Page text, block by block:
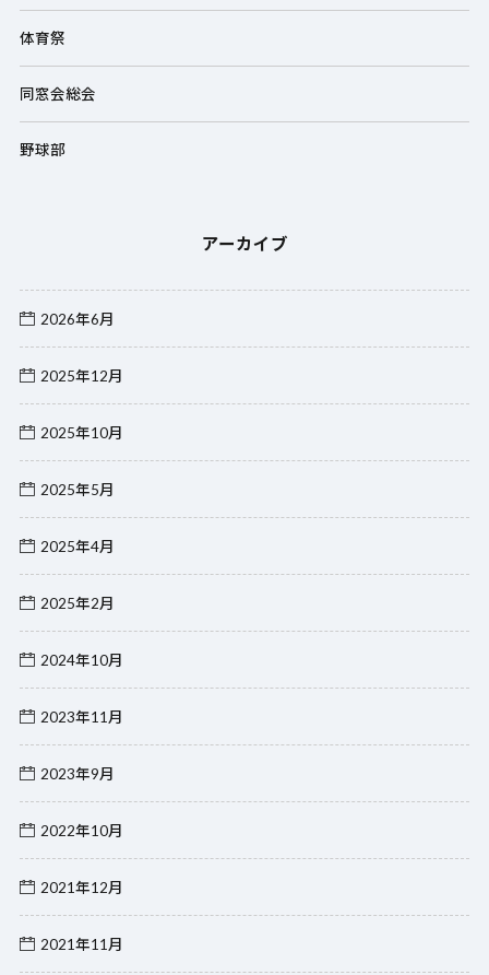
体育祭
同窓会総会
野球部
アーカイブ
2026年6月
2025年12月
2025年10月
2025年5月
2025年4月
2025年2月
2024年10月
2023年11月
2023年9月
2022年10月
2021年12月
2021年11月